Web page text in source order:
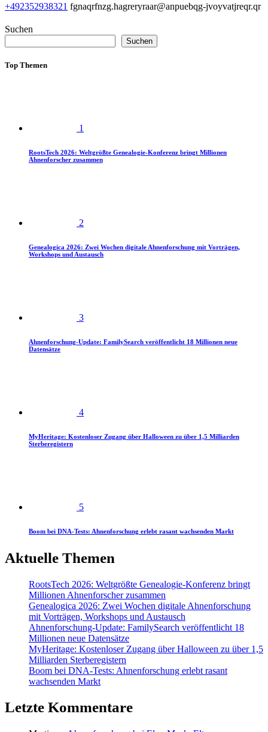
+492352938321 fgnaqrfnzg.hagreryraar@anpuebqg-jvoyvatjreqr.qr
Suchen
Suchen
Top Themen
1
RootsTech 2026: Weltgrößte Genealogie-Konferenz bringt Millionen
Ahnenforscher zusammen
2
Genealogica 2026: Zwei Wochen digitale Ahnenforschung mit Vorträgen,
Workshops und Austausch
3
Ahnenforschung-Update: FamilySearch veröffentlicht 18 Millionen neue
Datensätze
4
MyHeritage: Kostenloser Zugang über Halloween zu über 1,5 Milliarden
Sterberegistern
5
Boom bei DNA-Tests: Ahnenforschung erlebt rasant wachsenden Markt
Aktuelle Themen
RootsTech 2026: Weltgrößte Genealogie-Konferenz bringt
Millionen Ahnenforscher zusammen
Genealogica 2026: Zwei Wochen digitale Ahnenforschung
mit Vorträgen, Workshops und Austausch
Ahnenforschung-Update: FamilySearch veröffentlicht 18
Millionen neue Datensätze
MyHeritage: Kostenloser Zugang über Halloween zu über 1,5
Milliarden Sterberegistern
Boom bei DNA-Tests: Ahnenforschung erlebt rasant
wachsenden Markt
Letzte Kommentare